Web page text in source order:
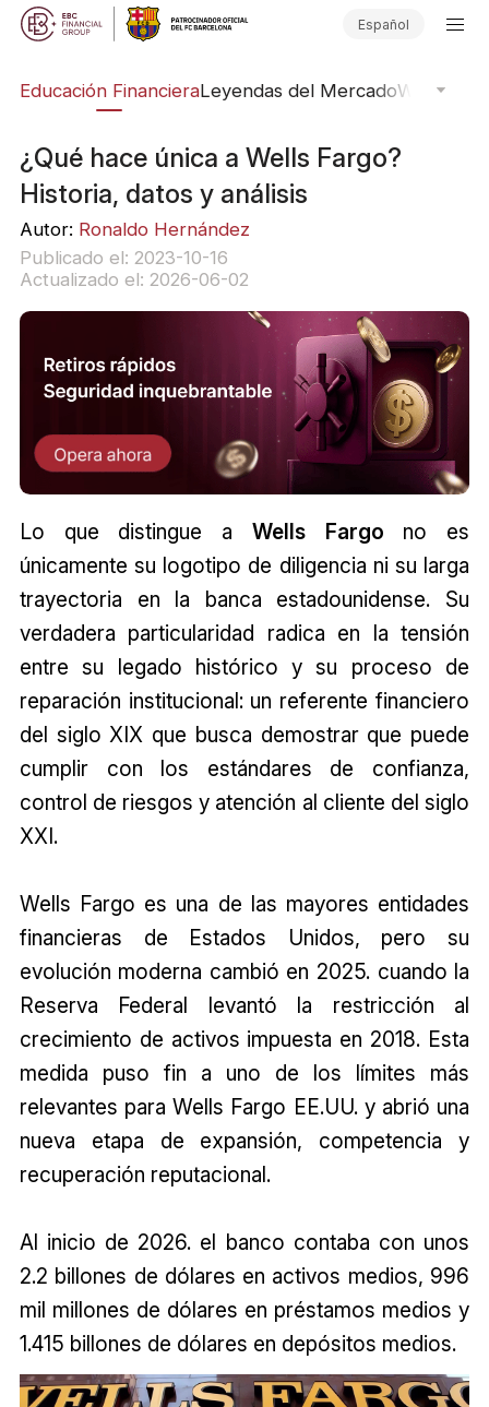
Español
Educación FinancieraLeyendas del MercadoWebinars
¿Qué hace única a Wells Fargo?
Historia, datos y análisis
Autor: Ronaldo Hernández
Publicado el: 2023-10-16
Actualizado el: 2026-06-02
Lo que distingue a Wells Fargo no es
únicamente su logotipo de diligencia ni su larga
trayectoria en la banca estadounidense. Su
verdadera particularidad radica en la tensión
entre su legado histórico y su proceso de
reparación institucional: un referente financiero
del siglo XIX que busca demostrar que puede
cumplir con los estándares de confianza,
control de riesgos y atención al cliente del siglo
XXI.
Wells Fargo es una de las mayores entidades
financieras de Estados Unidos, pero su
evolución moderna cambió en 2025. cuando la
Reserva Federal levantó la restricción al
crecimiento de activos impuesta en 2018. Esta
medida puso fin a uno de los límites más
relevantes para Wells Fargo EE.UU. y abrió una
nueva etapa de expansión, competencia y
recuperación reputacional.
Al inicio de 2026. el banco contaba con unos
2.2 billones de dólares en activos medios, 996
mil millones de dólares en préstamos medios y
1.415 billones de dólares en depósitos medios.